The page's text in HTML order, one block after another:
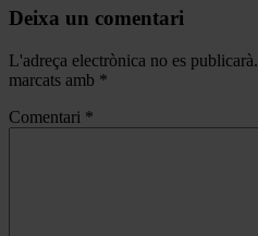
Deixa un comentari
L'adreça electrònica no es publicarà.
marcats amb *
Comentari *